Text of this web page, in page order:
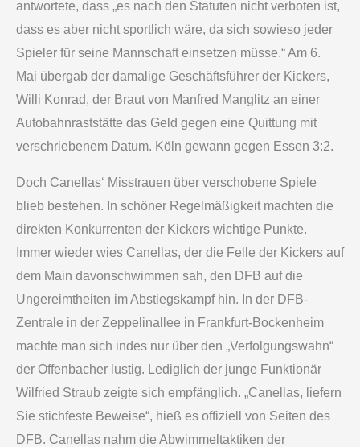
antwortete, dass „es nach den Statuten nicht verboten ist,
dass es aber nicht sportlich wäre, da sich sowieso jeder
Spieler für seine Mannschaft einsetzen müsse.“ Am 6.
Mai übergab der damalige Geschäftsführer der Kickers,
Willi Konrad, der Braut von Manfred Manglitz an einer
Autobahnraststätte das Geld gegen eine Quittung mit
verschriebenem Datum. Köln gewann gegen Essen 3:2.
Doch Canellas‘ Misstrauen über verschobene Spiele
blieb bestehen. In schöner Regelmäßigkeit machten die
direkten Konkurrenten der Kickers wichtige Punkte.
Immer wieder wies Canellas, der die Felle der Kickers auf
dem Main davonschwimmen sah, den DFB auf die
Ungereimtheiten im Abstiegskampf hin. In der DFB-
Zentrale in der Zeppelinallee in Frankfurt-Bockenheim
machte man sich indes nur über den „Verfolgungswahn“
der Offenbacher lustig. Lediglich der junge Funktionär
Wilfried Straub zeigte sich empfänglich. „Canellas, liefern
Sie stichfeste Beweise“, hieß es offiziell von Seiten des
DFB. Canellas nahm die Abwimmeltaktiken der